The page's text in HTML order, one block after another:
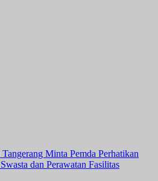
Minta Pemda Perhatikan
dan Perawatan Fasilitas